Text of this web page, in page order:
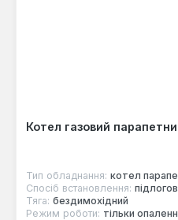
Котел газовий
Тип обладнання: котел
Спосіб встановлення:
Тяга: бездимохідний
Режим роботи: тільки